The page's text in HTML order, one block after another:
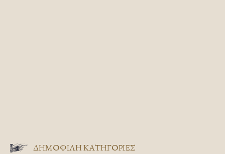
ΔΗΜΟΦΙΛΗ ΚΑΤΗΓΟΡΙΕΣ